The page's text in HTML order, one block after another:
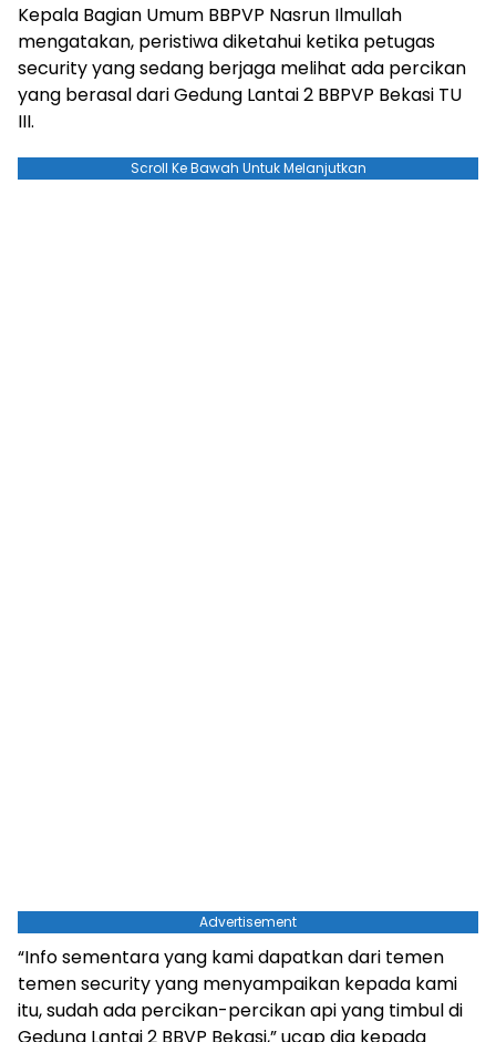
Kepala Bagian Umum BBPVP Nasrun Ilmullah
mengatakan, peristiwa diketahui ketika petugas
security yang sedang berjaga melihat ada percikan
yang berasal dari Gedung Lantai 2 BBPVP Bekasi TU
III.
Scroll Ke Bawah Untuk Melanjutkan
Advertisement
“Info sementara yang kami dapatkan dari temen
temen security yang menyampaikan kepada kami
itu, sudah ada percikan-percikan api yang timbul di
Gedung Lantai 2 BBVP Bekasi,” ucap dia kepada